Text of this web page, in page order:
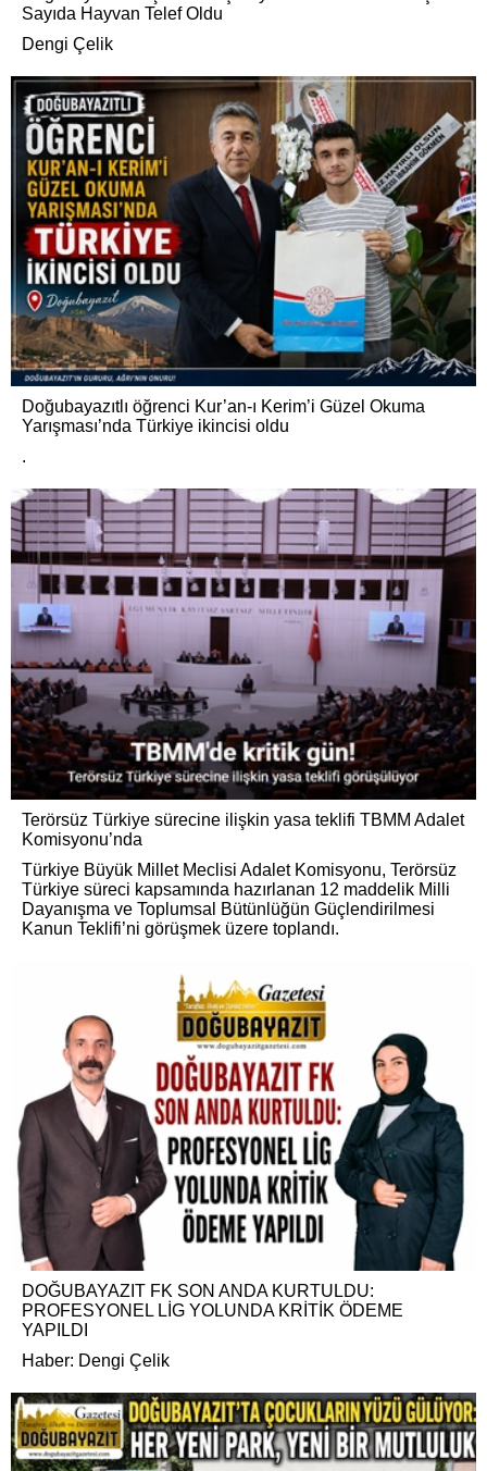
Sayıda Hayvan Telef Oldu
Dengi Çelik
Doğubayazıtlı öğrenci Kur’an-ı Kerim’i Güzel Okuma
Yarışması’nda Türkiye ikincisi oldu
.
Terörsüz Türkiye sürecine ilişkin yasa teklifi TBMM Adalet
Komisyonu’nda
Türkiye Büyük Millet Meclisi Adalet Komisyonu, Terörsüz
Türkiye süreci kapsamında hazırlanan 12 maddelik Milli
Dayanışma ve Toplumsal Bütünlüğün Güçlendirilmesi
Kanun Teklifi’ni görüşmek üzere toplandı.
DOĞUBAYAZIT FK SON ANDA KURTULDU:
PROFESYONEL LİG YOLUNDA KRİTİK ÖDEME
YAPILDI
Haber: Dengi Çelik